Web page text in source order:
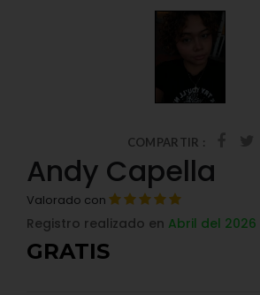
COMPARTIR :
Andy Capella
Valorado con
Registro realizado en Abril del 2026
GRATIS